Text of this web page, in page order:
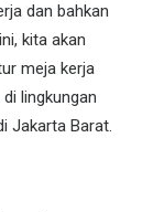
dan bahkan
kita akan
meja kerja
lingkungan
Jakarta Barat.